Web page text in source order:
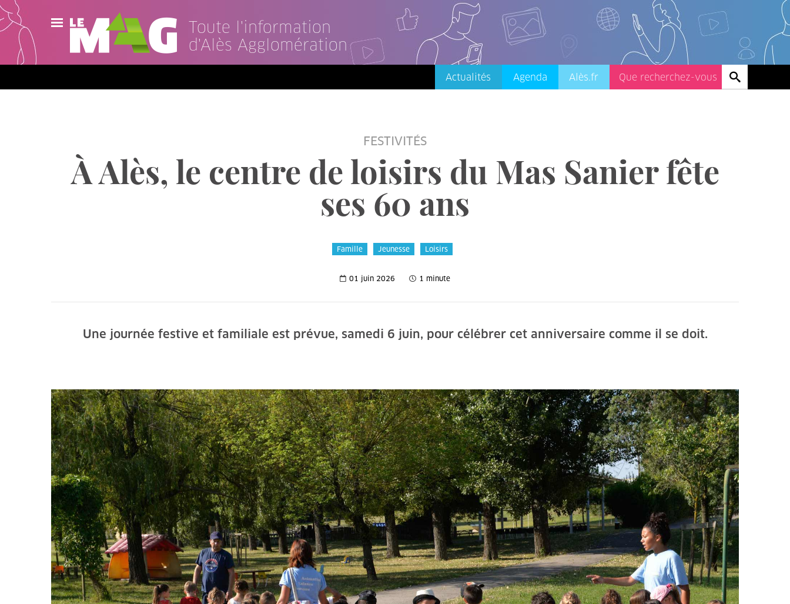
Toute l'information
d'Alès Agglomération
Actualités
Agenda
Contact
Actualités Agenda Alès.fr
FESTIVITÉS
À Alès, le centre de loisirs du Mas Sanier fête
ses 60 ans
Famille Jeunesse Loisirs
01 juin 2026 1 minute
Une journée festive et familiale est prévue, samedi 6 juin, pour célébrer cet anniversaire comme il se doit.